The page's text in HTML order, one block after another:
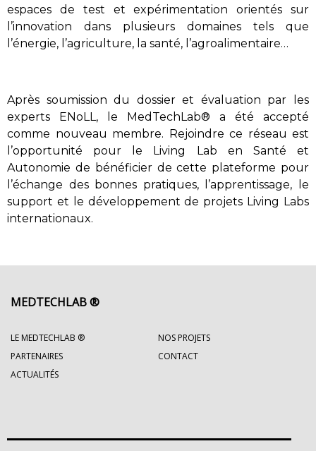
espaces de test et expérimentation orientés sur
l’innovation dans plusieurs domaines tels que
l’énergie, l’agriculture, la santé, l’agroalimentaire…
Après soumission du dossier et évaluation par les
experts ENoLL, le MedTechLab® a été accepté
comme nouveau membre. Rejoindre ce réseau est
l’opportunité pour le Living Lab en Santé et
Autonomie de bénéficier de cette plateforme pour
l’échange des bonnes pratiques, l’apprentissage, le
support et le développement de projets Living Labs
internationaux.
MEDTECHLAB ®
LE MEDTECHLAB ®
NOS PROJETS
PARTENAIRES
CONTACT
ACTUALITÉS